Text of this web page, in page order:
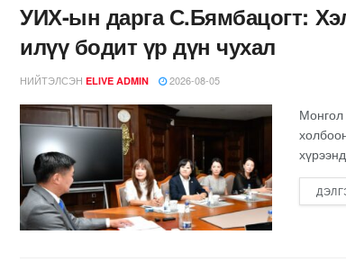
УИХ-ын дарга С.Бямбацогт:
илүү бодит үр дүн чухал
НИЙТЭЛСЭН ELIVE ADMIN 2026-08-05